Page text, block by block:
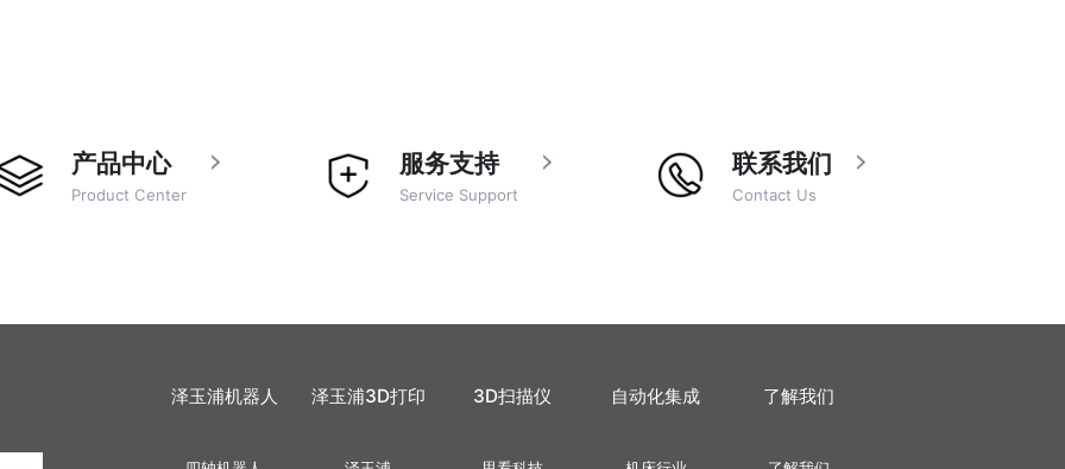
产品中心
Product Center
服务支持
Service Support
联系我们
Contact Us
泽玉浦机器人 泽玉浦3D打印 3D扫描仪 自动化集成 了解我们